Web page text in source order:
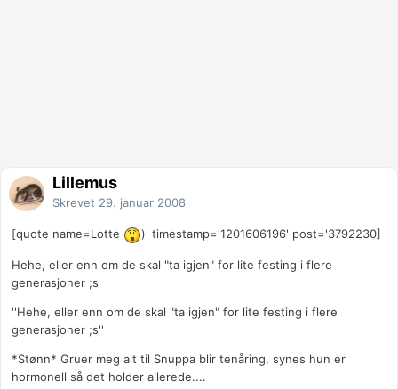
Lillemus
Skrevet 29. januar 2008
[quote name=Lotte )' timestamp='1201606196' post='3792230]
Hehe, eller enn om de skal "ta igjen" for lite festing i flere
generasjoner ;s
''Hehe, eller enn om de skal "ta igjen" for lite festing i flere
generasjoner ;s''
*Stønn* Gruer meg alt til Snuppa blir tenåring, synes hun er
hormonell så det holder allerede....